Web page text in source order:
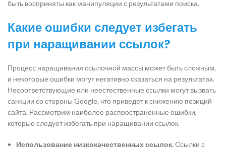
быть восприняты как манипуляции с результатами поиска.
Какие ошибки следует избегать
при наращивании ссылок?
Процесс наращивания ссылочной массы может быть сложным,
и некоторые ошибки могут негативно сказаться на результатах.
Несоответствующие или неестественные ссылки могут вызвать
санкции со стороны Google, что приведет к снижению позиций
сайта. Рассмотрим наиболее распространенные ошибки,
которые следует избегать при наращивании ссылок.
Использование низкокачественных ссылок.Ссылки с